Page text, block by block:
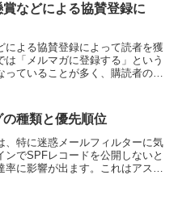
などによる協賛登録に
よる協賛登録によって読者を獲
「メルマガに登録する」という
ていることが多く、購読者の多
種類と優先順位
、特に迷惑メールフィルターに気
でSPFレコードを公開しないと
に影響が出ます。これはアスメ